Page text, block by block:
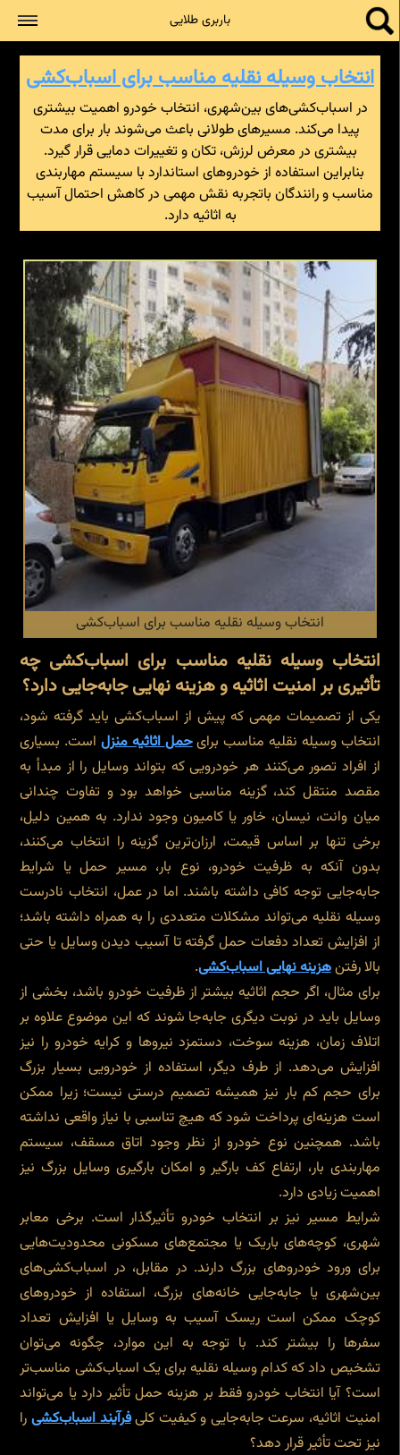
باربری طلایی
انتخاب وسیله نقلیه مناسب برای اسباب‌کشی
در اسباب‌کشی‌های بین‌شهری، انتخاب خودرو اهمیت بیشتری
پیدا می‌کند. مسیرهای طولانی باعث می‌شوند بار برای مدت
بیشتری در معرض لرزش، تکان و تغییرات دمایی قرار گیرد.
بنابراین استفاده از خودروهای استاندارد با سیستم مهاربندی
مناسب و رانندگان باتجربه نقش مهمی در کاهش احتمال آسیب
به اثاثیه دارد.
انتخاب وسیله نقلیه مناسب برای اسباب‌کشی
انتخاب وسیله نقلیه مناسب برای اسباب‌کشی چه
تأثیری بر امنیت اثاثیه و هزینه نهایی جابه‌جایی دارد؟
یکی از تصمیمات مهمی که پیش از اسباب‌کشی باید گرفته شود،
انتخاب وسیله نقلیه مناسب برایحملاثاثیه منزل است. بسیاری
از افراد تصور می‌کنند هر خودرویی که بتواند وسایل را از مبدأ به
مقصد منتقل کند، گزینه مناسبی خواهد بود و تفاوت چندانی
میان وانت، نیسان، خاور یا کامیون وجود ندارد. به همین دلیل،
برخی تنها بر اساس قیمت، ارزان‌ترین گزینه را انتخاب می‌کنند،
بدون آنکه به ظرفیت خودرو، نوع بار، مسیر حمل یا شرایط
جابه‌جایی توجه کافی داشته باشند. اما در عمل، انتخاب نادرست
وسیله نقلیه می‌تواند مشکلات متعددی را به همراه داشته باشد؛
از افزایش تعداد دفعات حمل گرفته تا آسیب دیدن وسایل یا حتی
بالا رفتنهزینه نهایی اسباب‌کشی.
برای مثال، اگر حجم اثاثیه بیشتر از ظرفیت خودرو باشد، بخشی از
وسایل باید در نوبت دیگری جابه‌جا شوند که این موضوع علاوه بر
اتلاف زمان، هزینه سوخت، دستمزد نیروها و کرایه خودرو را نیز
افزایش می‌دهد. از طرف دیگر، استفاده از خودرویی بسیار بزرگ
برای حجم کم بار نیز همیشه تصمیم درستی نیست؛ زیرا ممکن
است هزینه‌ای پرداخت شود که هیچ تناسبی با نیاز واقعی نداشته
باشد. همچنین نوع خودرو از نظر وجود اتاق مسقف، سیستم
مهاربندی بار، ارتفاع کف بارگیر و امکان بارگیری وسایل بزرگ نیز
اهمیت زیادی دارد.
شرایط مسیر نیز بر انتخاب خودرو تأثیرگذار است. برخی معابر
شهری، کوچه‌های باریک یا مجتمع‌های مسکونی محدودیت‌هایی
برای ورود خودروهای بزرگ دارند. در مقابل، در اسباب‌کشی‌های
بین‌شهری یا جابه‌جایی خانه‌های بزرگ، استفاده از خودروهای
کوچک ممکن است ریسک آسیب به وسایل یا افزایش تعداد
سفرها را بیشتر کند. با توجه به این موارد، چگونه می‌توان
تشخیص داد که کدام وسیله نقلیه برای یک اسباب‌کشی مناسب‌تر
است؟ آیا انتخاب خودرو فقط بر هزینه حمل تأثیر دارد یا می‌تواند
امنیت اثاثیه، سرعت جابه‌جایی و کیفیت کلیفرآیند اسباب‌کشی را
نیز تحت تأثیر قرار دهد؟
جستجو